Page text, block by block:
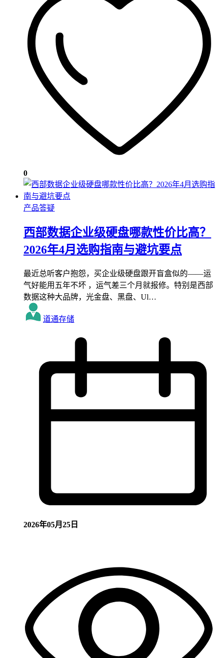
0
产品答疑
西部数据企业级硬盘哪款性价比高？
2026年4月选购指南与避坑要点
最近总听客户抱怨，买企业级硬盘跟开盲盒似的——运
气好能用五年不坏 ，运气差三个月就报修。特别是西部
数据这种大品牌，光金盘、黑盘、Ul…
道通存储
2026年05月25日